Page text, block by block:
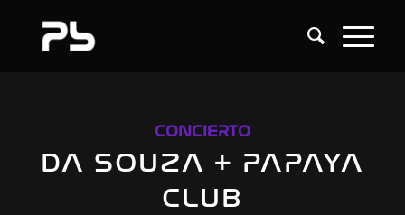
CONCIERTO
DA SOUZA + PAPAYA
CLUB